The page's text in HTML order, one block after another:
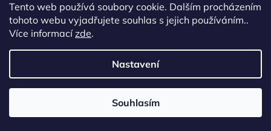
Tento web používá soubory cookie. Dalším procházením
tohoto webu vyjadřujete souhlas s jejich používáním..
Více informacízde.
Nastavení
Souhlasím
VÁŽENÍ ZÁKAZNÍCI, V TÝDNU OD 3. DO 7. SRPNA 2026
ČERPÁME LETNÍ DOVOLENOU. VAŠE OBJEDNÁVKY VYŘÍDÍME
Facebook
Vytvořil Shoptet
Copyright 2026RichBarf. Všechna práva vyhrazena.